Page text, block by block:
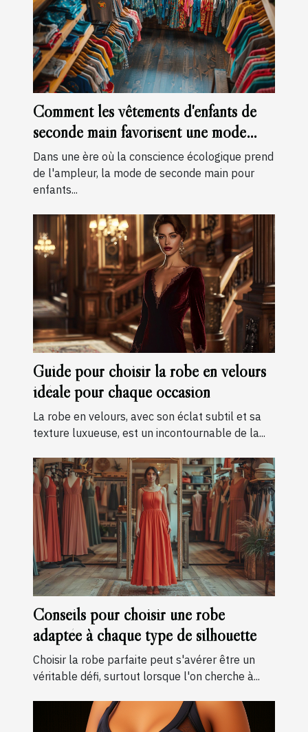
Comment les vêtements d'enfants de
seconde main favorisent une mode
durable
Dans une ère où la conscience écologique prend
de l'ampleur, la mode de seconde main pour
enfants...
Guide pour choisir la robe en velours
idéale pour chaque occasion
La robe en velours, avec son éclat subtil et sa
texture luxueuse, est un incontournable de la...
Conseils pour choisir une robe
adaptée à chaque type de silhouette
Choisir la robe parfaite peut s'avérer être un
véritable défi, surtout lorsque l'on cherche à...